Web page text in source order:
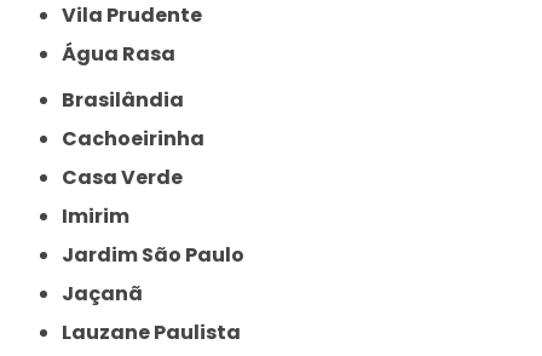
Vila Prudente
Água Rasa
Brasilândia
Cachoeirinha
Casa Verde
Imirim
Jardim São Paulo
Jaçanã
Lauzane Paulista